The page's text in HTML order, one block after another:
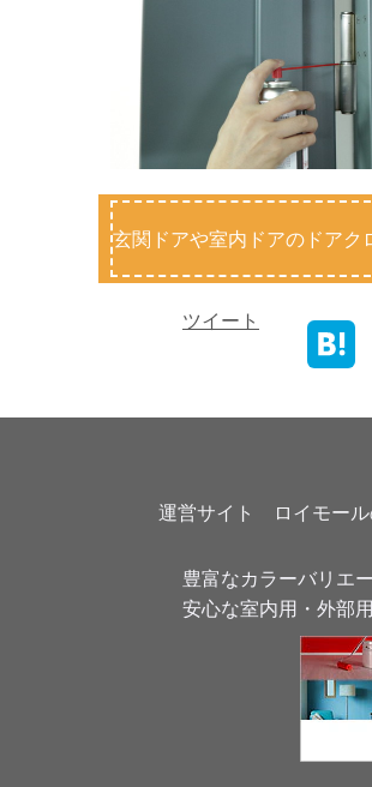
玄関ドアや室内ドアのドア
ツイート
運営サイト　ロイモー
豊富なカラーバリエ
安心な室内用・外部